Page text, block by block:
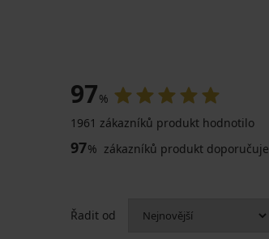
97%
1961 zákazníků produkt hodnotilo
97% zákazníků produkt doporučuje
Řadit od